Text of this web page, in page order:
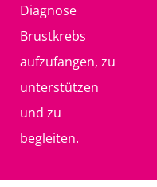
Diagnose
Brustkrebs
aufzufangen, zu
unterstützen
und zu
begleiten.